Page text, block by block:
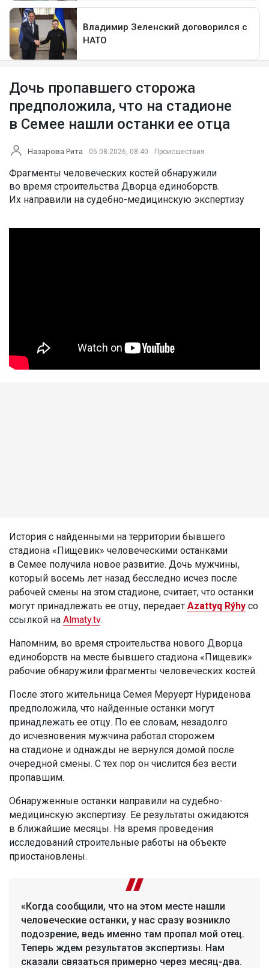
Дочь пропавшего сторожа
предположила, что на стадионе
в Семее нашли останки ее отца
Назарова Рита 05.08.2026, 08:40 Происшествия
Фрагменты человеческих костей обнаружили
во время строительства Дворца единоборств.
Их направили на судебно-медицинскую экспертизу
История с найденными на территории бывшего
стадиона «Пищевик» человеческими останками
в Семее получила новое развитие. Дочь мужчины,
который восемь лет назад бесследно исчез после
рабочей смены на этом стадионе, считает, что останки
могут принадлежать ее отцу, передает Azattyq Rýhy со
ссылкой на Almaty.tv.
Напомним, во время строительства нового Дворца
единоборств на месте бывшего стадиона «Пищевик»
рабочие обнаружили фрагменты человеческих костей.
После этого жительница Семея Меруерт Нуриденова
предположила, что найденные останки могут
принадлежать ее отцу. По ее словам, незадолго
до исчезновения мужчина работал сторожем
на стадионе и однажды не вернулся домой после
очередной смены. С тех пор он числится без вести
пропавшим.
Обнаруженные останки направили на судебно-
медицинскую экспертизу. Ее результаты ожидаются
в ближайшие месяцы. На время проведения
исследований строительные работы на объекте
приостановлены.
«Когда сообщили, что на этом месте нашли
человеческие останки, у нас сразу возникло
подозрение, ведь именно там пропал мой отец.
Теперь ждем результатов экспертизы. Нам
сказали связаться примерно через месяц-два.